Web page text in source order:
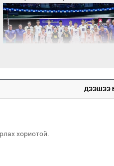
18 цагийн өмнө өмнө
Өнөөдөр сондгой тоогоор төгссөн
ДЭЭШЭЭ
хориотой.